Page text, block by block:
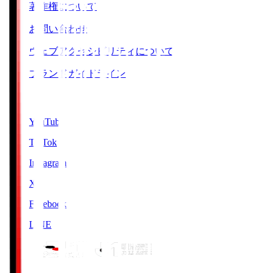
著作権について
お問い合わせ
ウェブアクセシビリティについて
ブランドガイドライン
YouTube
TikTok
Instagram
X
Facebook
LINE